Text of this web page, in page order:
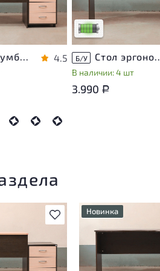
износа
Стол с тумбой ЛДСП Венге 4.5
использования
Низкая степень
Б/У Стол
В наличии: 4 шт
3.990 Р
В избранное
следы
влияющие
Новинка
У товара
незначительные
эксплуатации, не
на удобство его
использования